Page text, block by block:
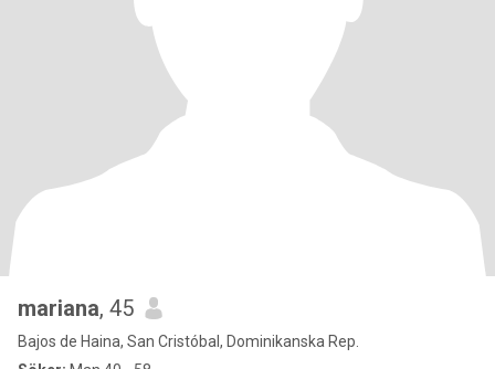
mariana, 45
Bajos de Haina, San Cristóbal, Dominikanska Rep.